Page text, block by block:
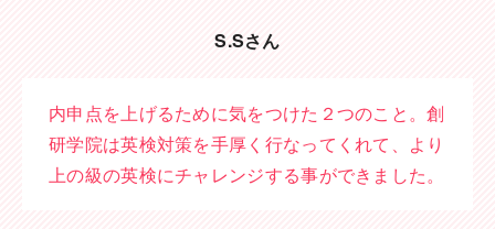
S.Sさん
内申点を上げるために気をつけた２つのこと。創
研学院は英検対策を手厚く行なってくれて、より
上の級の英検にチャレンジする事ができました。